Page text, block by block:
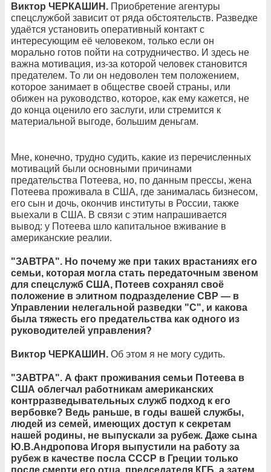
Виктор ЧЕРКАШИН. Приобретение агентуры
спецслужбой зависит от ряда обстоятельств. Разведке
удаётся установить оперативный контакт с
интересующим её человеком, только если он
морально готов пойти на сотрудничество. И здесь не
важна мотивация, из-за которой человек становится
предателем. То ли он недоволен тем положением,
которое занимает в обществе своей страны, или
обижен на руководство, которое, как ему кажется, не
до конца оценило его заслуги, или стремится к
материальной выгоде, большим деньгам.
Мне, конечно, трудно судить, какие из перечисленных
мотиваций были основными причинами
предательства Потеева, но, по данным прессы, жена
Потеева проживала в США, где занималась бизнесом,
его сын и дочь, окончив институты в России, также
выехали в США. В связи с этим напрашивается
вывод: у Потеева шло капитальное вживание в
американские реалии.
"ЗАВТРА". Но почему же при таких врастаниях его
семьи, которая могла стать передаточным звеном
для спецслужб США, Потеев сохранял своё
положение в элитном подразделение СВР — в
Управлении нелегальной разведки "С", и какова
была тяжесть его предательства как одного из
руководителей управления?
Виктор ЧЕРКАШИН. Об этом я не могу судить.
"ЗАВТРА". А факт проживания семьи Потеева в
США облегчал работникам американских
контрразведывательных служб подход к его
вербовке? Ведь раньше, в годы вашей службы,
людей из семей, имеющих доступ к секретам
нашей родины, не выпускали за рубеж. Даже сына
Ю.В.Андропова Игоря выпустили на работу за
рубеж в качестве посла СССР в Греции только
после смерти его отца, председателя КГБ, а затем